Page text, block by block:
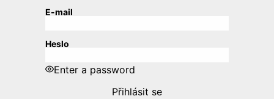
E-mail
Heslo
Enter a password
Přihlásit se